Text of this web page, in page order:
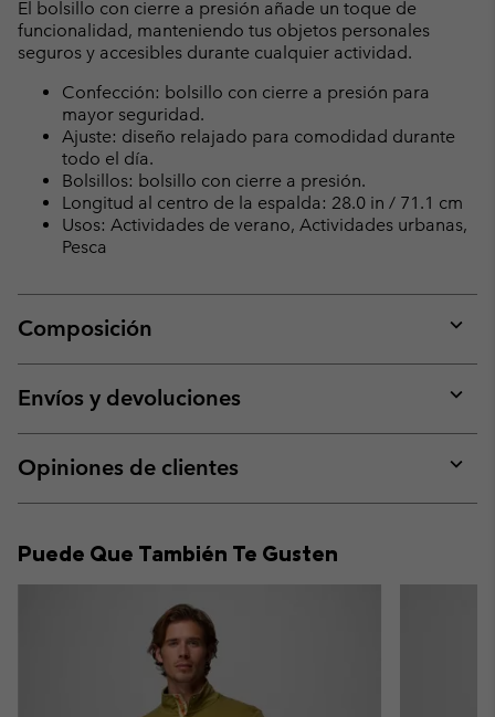
El bolsillo con cierre a presión añade un toque de
funcionalidad, manteniendo tus objetos personales
seguros y accesibles durante cualquier actividad.
Confección: bolsillo con cierre a presión para
mayor seguridad.
Ajuste: diseño relajado para comodidad durante
todo el día.
Bolsillos: bolsillo con cierre a presión.
Longitud al centro de la espalda: 28.0 in / 71.1 cm
Usos: Actividades de verano, Actividades urbanas,
Pesca
Composición
or
Envíos y devoluciones
or
Opiniones de clientes
or
Puede Que También Te Gusten